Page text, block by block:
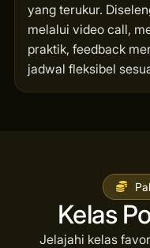
yang terukur.
melalui video call,
praktik, feedback
jadwal fleksibel
Kelas
Jelajahi kelas